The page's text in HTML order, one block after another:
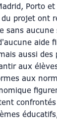
Porto
projet ont
sans aucune
aide
aussi des
aux
aux